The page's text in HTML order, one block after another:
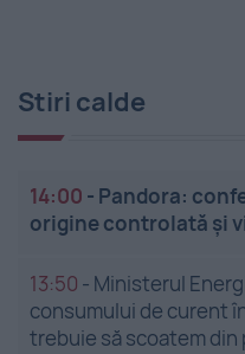
Stiri calde
14:00 - Pandora:
origine controlată și
13:50 - Ministerul
consumului de curent
trebuie să scoatem din